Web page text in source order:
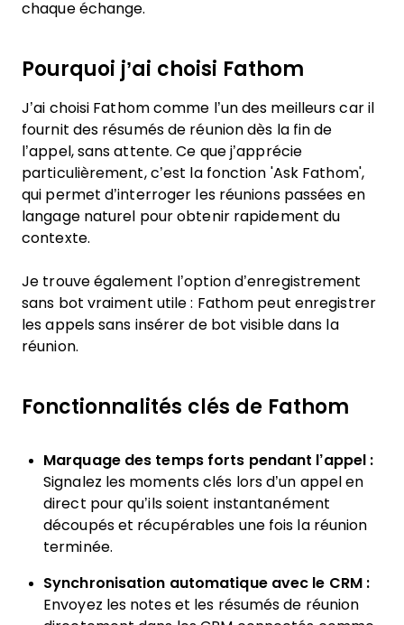
chaque échange.
Pourquoi j’ai choisi Fathom
J’ai choisi Fathom comme l’un des meilleurs car il
fournit des résumés de réunion dès la fin de
l’appel, sans attente. Ce que j’apprécie
particulièrement, c’est la fonction 'Ask Fathom',
qui permet d’interroger les réunions passées en
langage naturel pour obtenir rapidement du
contexte.
Je trouve également l’option d’enregistrement
sans bot vraiment utile : Fathom peut enregistrer
les appels sans insérer de bot visible dans la
réunion.
Fonctionnalités clés de Fathom
Marquage des temps forts pendant l’appel :
Signalez les moments clés lors d’un appel en
direct pour qu’ils soient instantanément
découpés et récupérables une fois la réunion
terminée.
Synchronisation automatique avec le CRM :
Envoyez les notes et les résumés de réunion